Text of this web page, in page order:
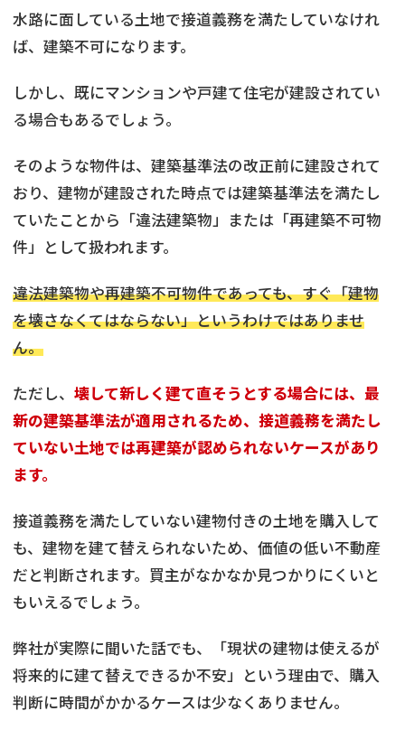
水路に面している土地で接道義務を満たしていなけれ
ば、建築不可になります。
しかし、既にマンションや戸建て住宅が建設されてい
る場合もあるでしょう。
そのような物件は、建築基準法の改正前に建設されて
おり、建物が建設された時点では建築基準法を満たし
ていたことから「違法建築物」または「再建築不可物
件」として扱われます。
違法建築物や再建築不可物件であっても、すぐ「建物
を壊さなくてはならない」というわけではありませ
ん。
ただし、 壊して新しく建て直そうとする場合には、最
新の建築基準法が適用されるため、接道義務を満たし
ていない土地では再建築が認められないケースがあり
ます。
接道義務を満たしていない建物付きの土地を購入して
も、建物を建て替えられないため、価値の低い不動産
だと判断されます。買主がなかなか見つかりにくいと
もいえるでしょう。
弊社が実際に聞いた話でも、「現状の建物は使えるが
将来的に建て替えできるか不安」という理由で、購入
判断に時間がかかるケースは少なくありません。